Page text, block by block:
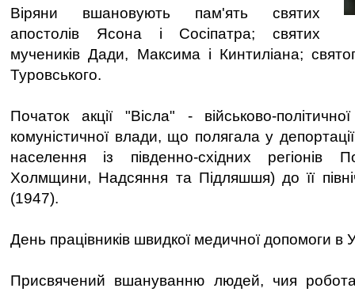
Віряни вшановують пам'ять святих
апостолів Ясона і Сосіпатра; святих
мучеників Дади, Максима і Кинтиліана;
Туровського.
Початок акції "Вісла" - військово-
комуністичної влади, що полягала у
населення із південно-східних регіонів
Холмщини, Надсяння та Підляшшя) до її
(1947).
День працівників швидкої медичної допомоги в
Присвячений вшануванню людей, чия